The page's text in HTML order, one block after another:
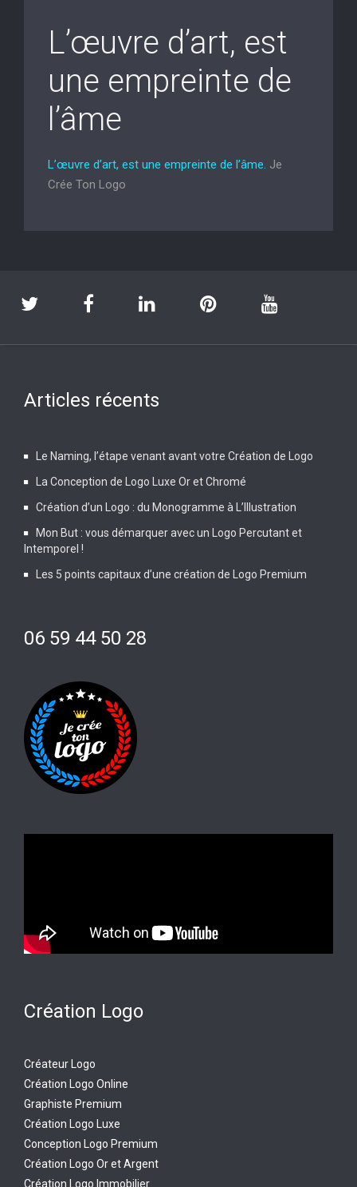
L’œuvre d’art, est
une empreinte de
l’âme
L’œuvre d’art, est une empreinte de l’âme. Je
Crée Ton Logo
Articles récents
Le Naming, l’étape venant avant votre Création de Logo
La Conception de Logo Luxe Or et Chromé
Création d’un Logo : du Monogramme à L’Illustration
Mon But : vous démarquer avec un Logo Percutant et
Intemporel !
Les 5 points capitaux d’une création de Logo Premium
06 59 44 50 28
Création Logo
Créateur Logo
Création Logo Online
Graphiste Premium
Création Logo Luxe
Conception Logo Premium
Création Logo Or et Argent
Création Logo Immobilier